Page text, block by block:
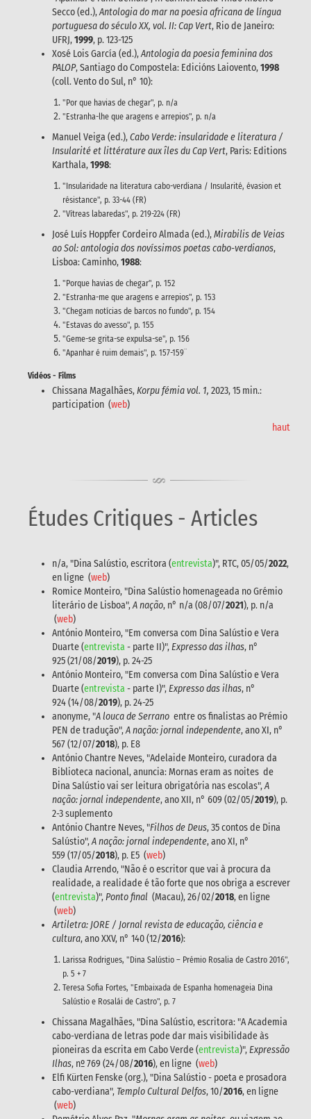
Secco (ed.),Antologia do mar na poesia africana de língua
portuguesa do século XX, vol. II: Cap Vert, Rio de Janeiro:
UFRJ,1999, p. 123-125
Xosé Lois García (ed.),Antologia da poesia feminina dos
PALOP, Santiago do Compostela: Edicións Laiovento,1998
(coll. Vento do Sul, n° 10):
"Por que havias de chegar", p. n/a
"Estranha-lhe que aragens e arrepios", p. n/a
Manuel Veiga (ed.),Cabo Verde: insularidade e literatura /
Insularité et littérature aux îles du Cap Vert, Paris: Editions
Karthala,1998:
"Insularidade na literatura cabo-verdiana / Insularité, évasion et
résistance", p. 33-44 (FR)
"Vítreas labaredas", p. 219-224 (FR)
José Luís Hoppfer Cordeiro Almada (ed.),Mirabilis de Veias
ao Sol: antologia dos novíssimos poetas cabo-verdianos,
Lisboa: Caminho,1988:
"Porque havias de chegar", p. 152
"Estranha-me que aragens e arrepios", p. 153
"Chegam notícias de barcos no fundo", p. 154
"Estavas do avesso", p. 155
"Geme-se grita-se expulsa-se", p. 156
"Apanhar é ruim demais", p. 157-159¨
Vidéos - Films
Chissana Magalhães,Korpu fémia vol. 1, 2023, 15 min.:
participation (web)
haut
Études Critiques - Articles
n/a, "Dina Salústio, escritora (entrevista)", RTC, 05/05/2022,
en ligne (web)
Romice Monteiro, "Dina Salústio homenageada no Grémio
literário de Lisboa",A nação, n° n/a (08/07/2021), p. n/a
(web)
António Monteiro, "Em conversa com Dina Salústio e Vera
Duarte (entrevista - parte II)",Expresso das ilhas, n°
925 (21/08/2019), p. 24-25
António Monteiro, "Em conversa com Dina Salústio e Vera
Duarte (entrevista - parte I)",Expresso das ilhas, n°
924 (14/08/2019), p. 24-25
anonyme, "A louca de Serrano entre os finalistas ao Prémio
PEN de tradução",A nação: jornal independente, ano XI, n°
567 (12/07/2018), p. E8
António Chantre Neves, "Adelaide Monteiro, curadora da
Biblioteca nacional, anuncia: Mornas eram as noites de
Dina Salústio vai ser leitura obrigatória nas escolas",A
nação: jornal independente, ano XII, n° 609 (02/05/2019), p.
2-3 suplemento
António Chantre Neves, "Filhos de Deus, 35 contos de Dina
Salústio",A nação: jornal independente, ano XI, n°
559 (17/05/2018), p. E5 (web)
Claudia Arrendo, "Não é o escritor que vai à procura da
realidade, a realidade é tão forte que nos obriga a escrever
(entrevista)",Ponto final (Macau), 26/02/2018, en ligne
(web)
Artiletra: JORE / Jornal revista de educação, ciência e
cultura, ano XXV, n° 140 (12/2016):
Larissa Rodrigues, "Dina Salústio – Prémio Rosalia de Castro 2016",
p. 5 + 7
Teresa Sofia Fortes, "Embaixada de Espanha homenageia Dina
Salústio e Rosalái de Castro", p. 7
Chissana Magalhães, "Dina Salústio, escritora: "A Academia
cabo-verdiana de letras pode dar mais visibilidade às
pioneiras da escrita em Cabo Verde (entrevista)",Expressão
Ilhas, nº 769 (24/08/2016), en ligne (web)
Elfi Kürten Fenske (org.), "Dina Salústio - poeta e prosadora
cabo-verdiana", Templo Cultural Delfos, 10/2016, en ligne
(web)